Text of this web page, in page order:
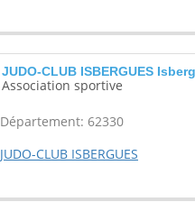
JUDO-CLUB ISBERGUES
Association sportive
Département: 62330
JUDO-CLUB ISBERGUES